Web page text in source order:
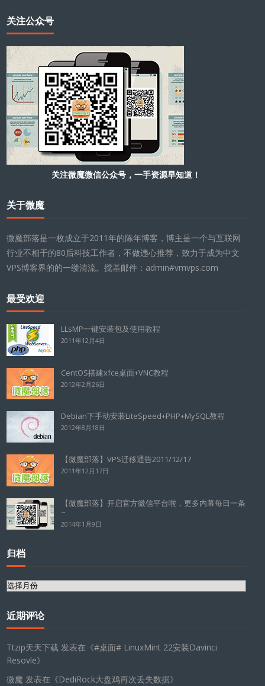
关注公众号
关注微魔微信公众号，一手资源早知道！
关于微魔
微魔部落是一枚成立于2011年的陈年博客，博主是一个与互联网
行业不相干的80后科技工作者，不做违心推荐，致力于成为中文
VPS博客界的的一缕清流。搅基邮件：admin#vmvps.com
最受欢迎
LLsMP一键安装包及使用教程
2011年12月4日
CentOS搭建xfce桌面+VNC教程
2012年2月26日
Debian下手动安装LiteSpeed+PHP+MySQL教程
2012年8月18日
【微魔部落】VPS迁移通告2011/12/17
2011年12月17日
【微魔部落】开启官方微信平台啦，更多内幕每日一条
~
2014年1月9日
归档
归
近期评论
Ttzip天天下载 发表在《#桌面# LinuxMint 22安装Davinci
Resovle》
微魔 发表在《DediRock大盘鸡再次丢失数据》